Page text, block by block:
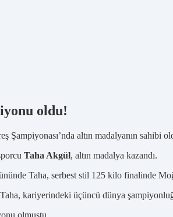
oldu!
Şampiyonası’nda altın madalyanın sahibi
Taha Akgül, altın madalya kazandı.
Taha, serbest stil 125 kilo finalinde
kariyerindeki üçüncü dünya
olmuştu.